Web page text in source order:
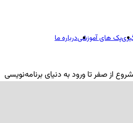
پک های آموزشیدرباره ما
از صفر تا ورود به دنیای برنامه‌نویسی